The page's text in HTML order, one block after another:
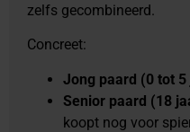
zelfs gecombineerd.
Concreet:
Jong paard (0 tot
Senior paard (18
koopt nog voor